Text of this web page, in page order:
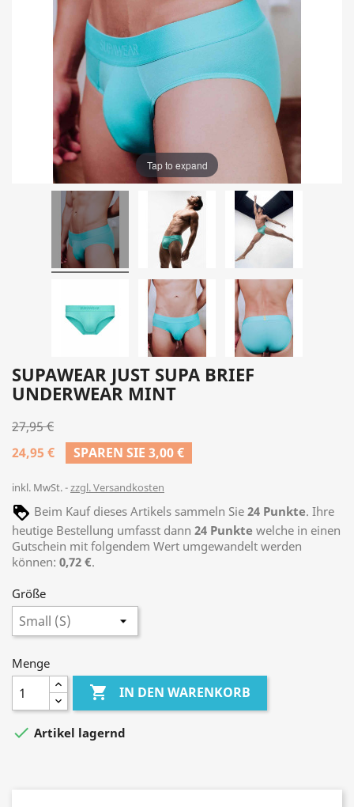
Tap to expand
SUPAWEAR JUST SUPA BRIEF
UNDERWEAR MINT
27,95 €
24,95 €
SPAREN SIE 3,00 €
inkl. MwSt. zzgl. Versandkosten
Beim Kauf dieses Artikels sammeln Sie 24 Punkte. Ihre
heutige Bestellung umfasst dann 24 Punkte welche in einen
Gutschein mit folgendem Wert umgewandelt werden
können: 0,72 €.
Größe
Menge
 IN DEN WARENKORB
 Artikel lagernd